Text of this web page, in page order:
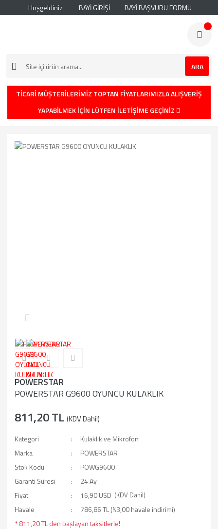
Hoşgeldiniz BAYİ GİRİŞİ BAYİ BAŞVURU FORMU
ARA
TİCARİ MÜŞTERİLERİMİZ TOPTAN FİYATLARIMIZLA ALIŞVERİŞ
YAPABİLMEK İÇİN LÜTFEN İLETİŞİME GEÇİNİZ
POWERSTAR
POWERSTAR G9600 OYUNCU KULAKLIK
811,20 TL (KDV Dahil)
Kategori
Kulaklık ve Mikrofon
Marka
POWERSTAR
Stok Kodu
POWG9600
Garanti Süresi
24 Ay
Fiyat
16,90 USD (KDV Dahil)
Havale
786,86 TL (%3,00 havale indirimi)
* 811,20 TL den başlayan taksitlerle!